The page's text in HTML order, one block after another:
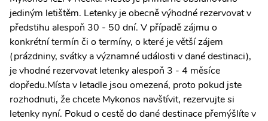
jediným letištěm. Letenky je obecně výhodné rezervovat v
předstihu alespoň 30 - 50 dní. V případě zájmu o
konkrétní termín či o termíny, o které je větší zájem
(prázdniny, svátky a významné události v dané destinaci),
je vhodné rezervovat letenky alespoň 3 - 4 měsíce
dopředu.Místa v letadle jsou omezená, proto pokud jste
rozhodnuti, že chcete Mykonos navštívit, rezervujte si
letenky nyní. Pokud o cestě do dané destinace přemýšlíte v